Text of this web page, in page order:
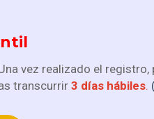
vez realizado el registro,
transcurrir 3 días hábiles.